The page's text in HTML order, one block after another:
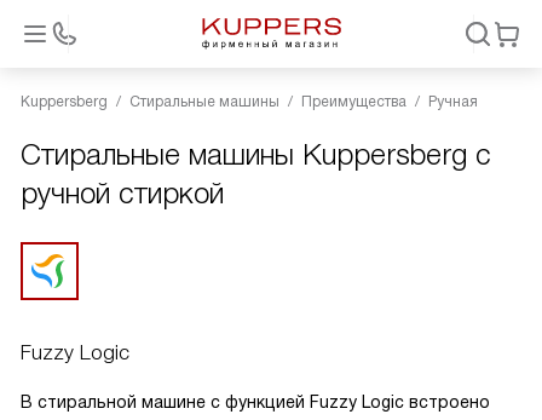
Kuppersberg Стиральные машины Преимущества Ручная
Стиральные машины Kuppersberg с
ручной стиркой
Fuzzy Logic
В стиральной машине с функцией Fuzzy Logic встроено